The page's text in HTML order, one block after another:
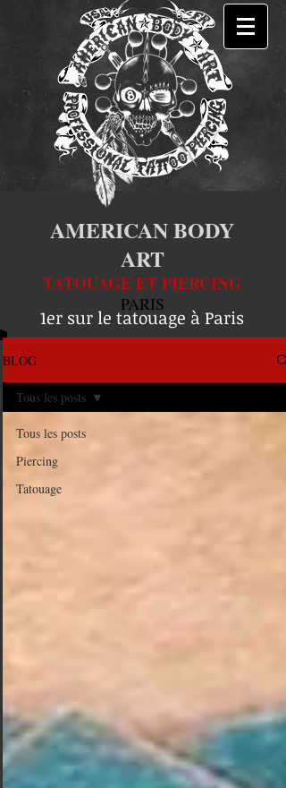
AMERICAN BODY
ART
TATOUAGE ET PIERCING
PARIS
1er sur le tatouage à Paris
BLOG
Tous les posts
Piercing
Tatouage
Tous les posts